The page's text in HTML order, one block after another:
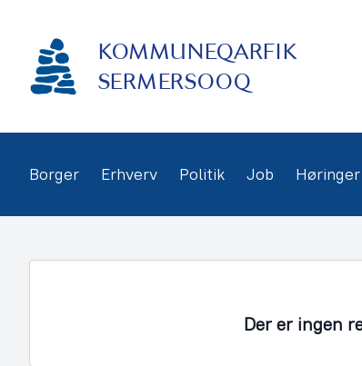
indhold
KOMMUNEQARFIK
SERMERSOOQ
Borger Erhverv Politik Job Høringer
Der er ingen